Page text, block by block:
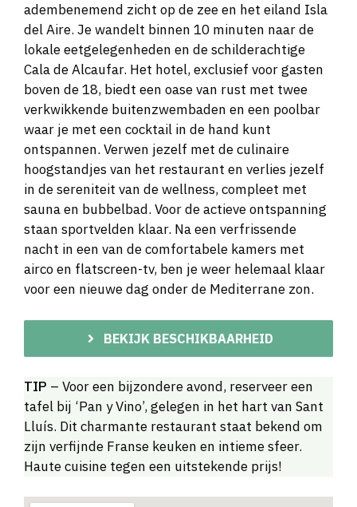
adembenemend zicht op de zee en het eiland Isla
del Aire. Je wandelt binnen 10 minuten naar de
lokale eetgelegenheden en de schilderachtige
Cala de Alcaufar. Het hotel, exclusief voor gasten
boven de 18, biedt een oase van rust met twee
verkwikkende buitenzwembaden en een poolbar
waar je met een cocktail in de hand kunt
ontspannen. Verwen jezelf met de culinaire
hoogstandjes van het restaurant en verlies jezelf
in de sereniteit van de wellness, compleet met
sauna en bubbelbad. Voor de actieve ontspanning
staan sportvelden klaar. Na een verfrissende
nacht in een van de comfortabele kamers met
airco en flatscreen-tv, ben je weer helemaal klaar
voor een nieuwe dag onder de Mediterrane zon.
BEKIJK BESCHIKBAARHEID
TIP – Voor een bijzondere avond, reserveer een
tafel bij ‘Pan y Vino’, gelegen in het hart van Sant
Lluís. Dit charmante restaurant staat bekend om
zijn verfijnde Franse keuken en intieme sfeer.
Haute cuisine tegen een uitstekende prijs!